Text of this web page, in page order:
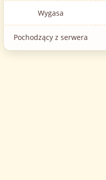
Wygasa
Pochodzący z serwera